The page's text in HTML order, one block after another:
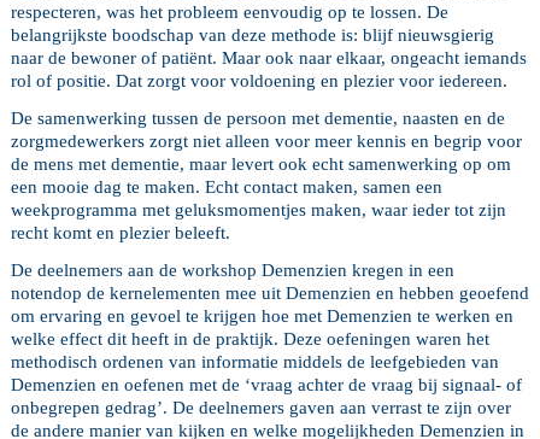
respecteren, was het probleem eenvoudig op te lossen. De
belangrijkste boodschap van deze methode is: blijf nieuwsgierig
naar de bewoner of patiënt. Maar ook naar elkaar, ongeacht iemands
rol of positie. Dat zorgt voor voldoening en plezier voor iedereen.
De samenwerking tussen de persoon met dementie, naasten en de
zorgmedewerkers zorgt niet alleen voor meer kennis en begrip voor
de mens met dementie, maar levert ook echt samenwerking op om
een mooie dag te maken. Echt contact maken, samen een
weekprogramma met geluksmomentjes maken, waar ieder tot zijn
recht komt en plezier beleeft.
De deelnemers aan de workshop Demenzien kregen in een
notendop de kernelementen mee uit Demenzien en hebben geoefend
om ervaring en gevoel te krijgen hoe met Demenzien te werken en
welke effect dit heeft in de praktijk. Deze oefeningen waren het
methodisch ordenen van informatie middels de leefgebieden van
Demenzien en oefenen met de ‘vraag achter de vraag bij signaal- of
onbegrepen gedrag’. De deelnemers gaven aan verrast te zijn over
de andere manier van kijken en welke mogelijkheden Demenzien in